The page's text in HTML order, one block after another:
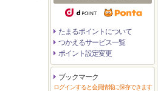
たまるポイントについて
つかえるサービス一覧
ポイント設定変更
ブックマーク
ログインすると会員情報に保存できます